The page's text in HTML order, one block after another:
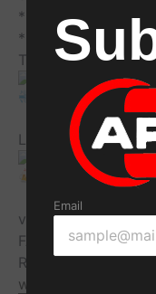
*Mujeres Entran
*HOMBRES gratis
Tenemos
Las Cervezas Más
ven y disfruta un
FARANDULA
Reservaciones:
Email